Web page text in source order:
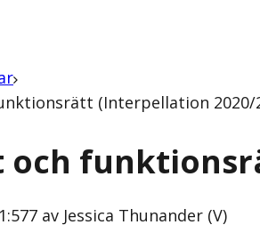
(Interpellation 2020/
och
av Jessica Thunander (V)